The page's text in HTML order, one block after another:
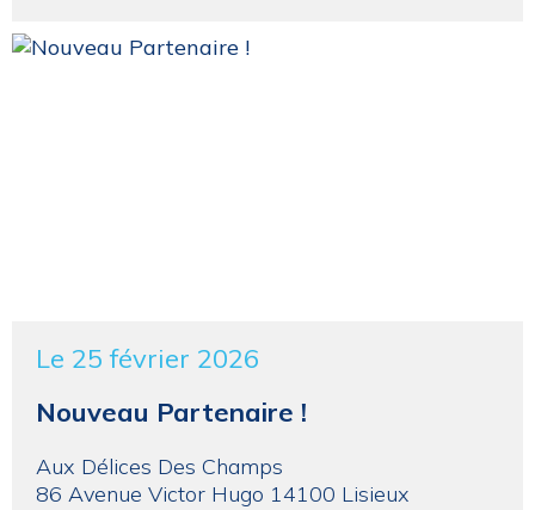
Le 25 février 2026
Nouveau Partenaire !
Aux Délices Des Champs
86 Avenue Victor Hugo 14100 Lisieux